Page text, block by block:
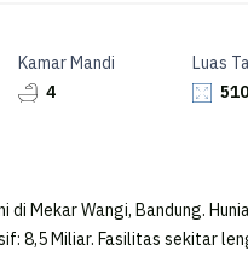
Kamar Mandi
4
Luas
di Mekar Wangi, Bandung.
8,5 Miliar. Fasilitas sekitar